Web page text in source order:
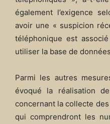
également l’exigence
avoir une « suspicion
téléphonique est
utiliser la base de
Parmi les autres
évoqué la réalisation
concernant la collecte
qui comprendront les